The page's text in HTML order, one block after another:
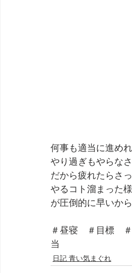
何事も適当に進め
やり過ぎもやらな
だから疲れたらさ
やるコト溜まった
が圧倒的に早いか
＃昼寝　＃目標　
当
日記 青い気まぐれ